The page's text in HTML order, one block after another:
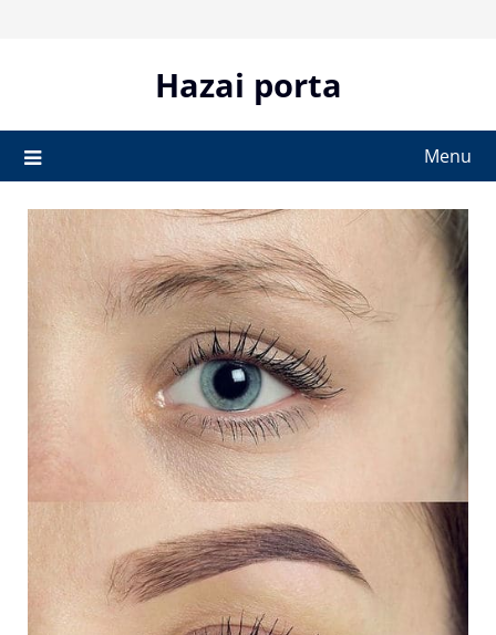
Hazai porta
Menu